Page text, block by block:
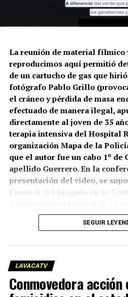
La reunión de material fílmico
reproducimos aquí permitió
de un cartucho de gas que
fotógrafo Pablo Grillo
el cráneo y pérdida de masa
efectuado de manera ilegal,
directamente al joven de 35
terapia intensiva del Hospital
organización Mapa de la
que el autor fue un cabo 1º de
apellido Guerrero. En la
presentación del video, se
Cormick del Juzgado en lo
que había presentado el
y Sociales (CELS), que está
lo que sí planteó Cormick es
proximidad de la marcha
miércoles 19/03/25, que
SEGUIR
LAVACATV
Conmovedora